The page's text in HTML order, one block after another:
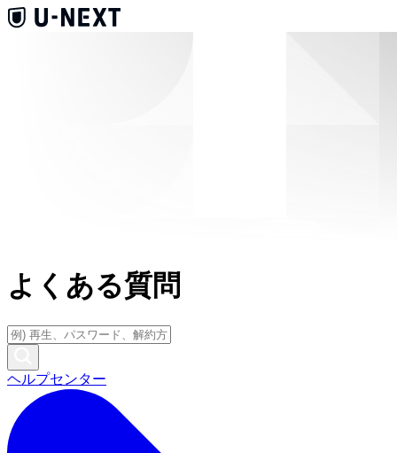
よくある質問
ヘルプセンター